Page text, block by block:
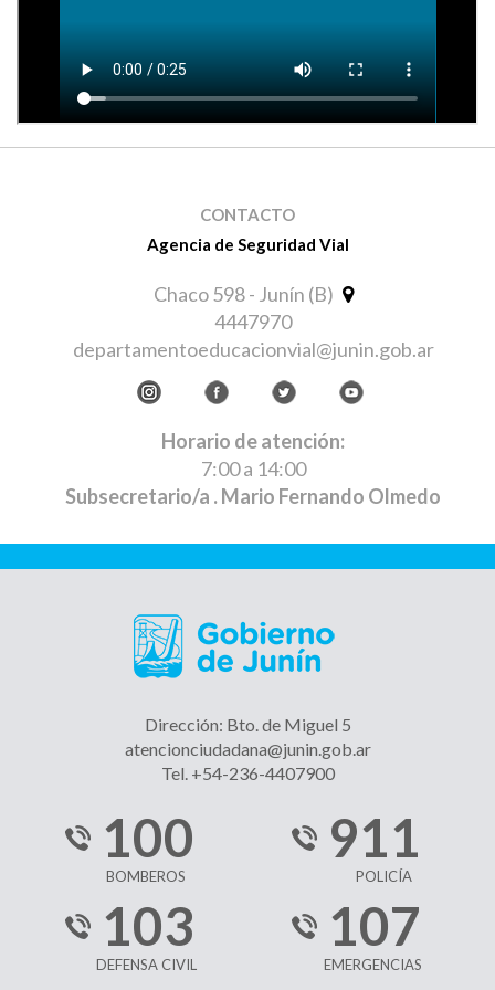
CONTACTO
Agencia de Seguridad Vial
Chaco 598 - Junín (B)
4447970
departamentoeducacionvial@junin.gob.ar
Horario de atención:
7:00 a 14:00
Subsecretario/a . Mario Fernando Olmedo
Dirección: Bto. de Miguel 5
atencionciudadana@junin.gob.ar
Tel. +54-236-4407900
100
BOMBEROS
911
POLICÍA
103
DEFENSA CIVIL
107
EMERGENCIAS